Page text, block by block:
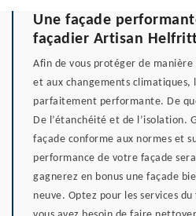
Une façade
façadier Artisan
Afin de vous protéger de
et aux changements climatiques,
parfaitement performante. De
De l’étanchéité et de l’isolation.
façade conforme aux normes et
performance de votre façade
gagnerez en bonus une façade
neuve. Optez pour les services